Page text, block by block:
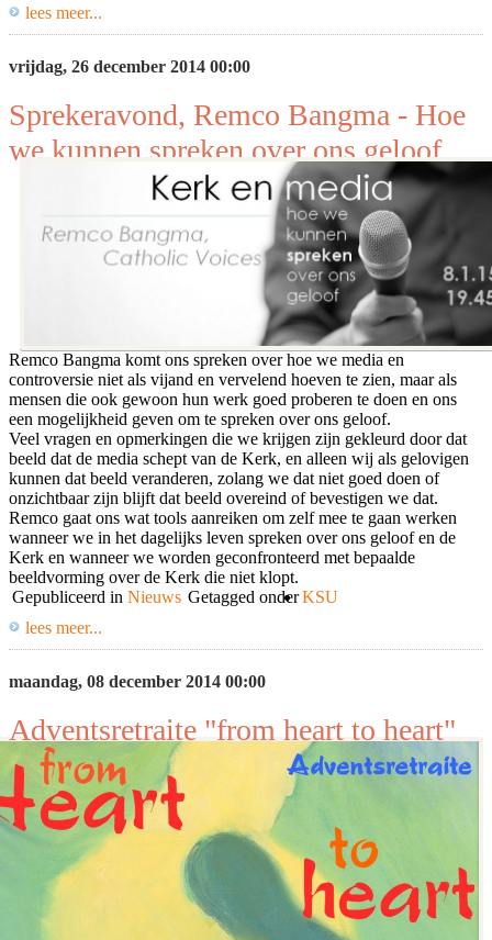
lees meer...
vrijdag, 26 december 2014 00:00
Sprekeravond, Remco Bangma - Hoe
we kunnen spreken over ons geloof
Remco Bangma komt ons spreken over hoe we media en
controversie niet als vijand en vervelend hoeven te zien, maar als
mensen die ook gewoon hun werk goed proberen te doen en ons
een mogelijkheid geven om te spreken over ons geloof.
Veel vragen en opmerkingen die we krijgen zijn gekleurd door dat
beeld dat de media schept van de Kerk, en alleen wij als gelovigen
kunnen dat beeld veranderen, zolang we dat niet goed doen of
onzichtbaar zijn blijft dat beeld overeind of bevestigen we dat.
Remco gaat ons wat tools aanreiken om zelf mee te gaan werken
wanneer we in het dagelijks leven spreken over ons geloof en de
Kerk en wanneer we worden geconfronteerd met bepaalde
beeldvorming over de Kerk die niet klopt.
Gepubliceerd in Nieuws Getagged onderKSU
lees meer...
maandag, 08 december 2014 00:00
Adventsretraite "from heart to heart"